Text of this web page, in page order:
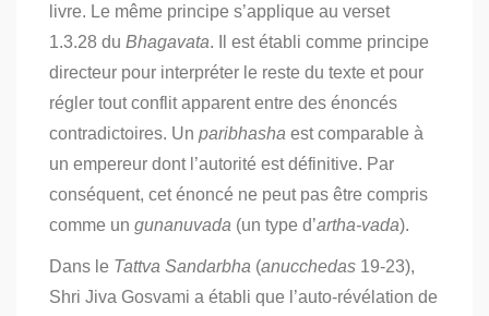
livre. Le même principe s’applique au verset
1.3.28 du Bhagavata. Il est établi comme principe
directeur pour interpréter le reste du texte et pour
régler tout conflit apparent entre des énoncés
contradictoires. Un paribhasha est comparable à
un empereur dont l’autorité est définitive. Par
conséquent, cet énoncé ne peut pas être compris
comme un gunanuvada (un type d’artha-vada).
Dans le Tattva Sandarbha (anucchedas 19-23),
Shri Jiva Gosvami a établi que l’auto-révélation de